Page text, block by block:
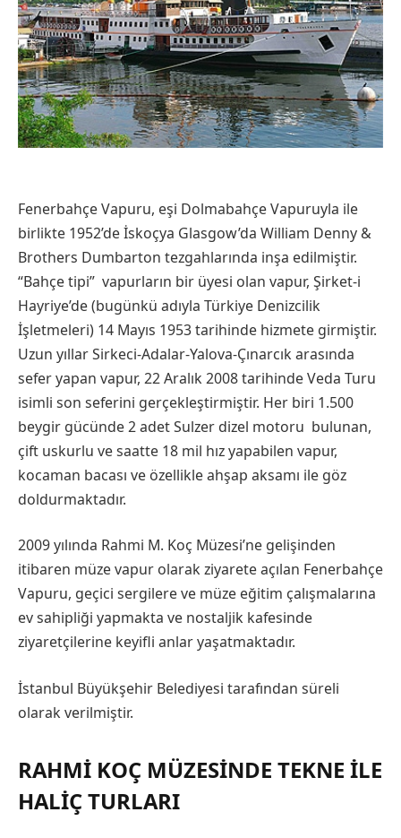
Fenerbahçe Vapuru, eşi Dolmabahçe Vapuruyla ile
birlikte 1952’de İskoçya Glasgow’da William Denny &
Brothers Dumbarton tezgahlarında inşa edilmiştir.
“Bahçe tipi” vapurların bir üyesi olan vapur, Şirket-i
Hayriye’de (bugünkü adıyla Türkiye Denizcilik
İşletmeleri) 14 Mayıs 1953 tarihinde hizmete girmiştir.
Uzun yıllar Sirkeci-Adalar-Yalova-Çınarcık arasında
sefer yapan vapur, 22 Aralık 2008 tarihinde Veda Turu
isimli son seferini gerçekleştirmiştir. Her biri 1.500
beygir gücünde 2 adet Sulzer dizel motoru bulunan,
çift uskurlu ve saatte 18 mil hız yapabilen vapur,
kocaman bacası ve özellikle ahşap aksamı ile göz
doldurmaktadır.
2009 yılında Rahmi M. Koç Müzesi’ne gelişinden
itibaren müze vapur olarak ziyarete açılan Fenerbahçe
Vapuru, geçici sergilere ve müze eğitim çalışmalarına
ev sahipliği yapmakta ve nostaljik kafesinde
ziyaretçilerine keyifli anlar yaşatmaktadır.
İstanbul Büyükşehir Belediyesi tarafından süreli
olarak verilmiştir.
RAHMI KOÇ MÜZESINDE TEKNE ILE
HALIÇ TURLARI